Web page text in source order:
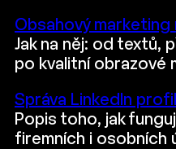
Obsahový marketing
Jak na něj: od textů,
po kvalitní obrazové
Správa LinkedIn
Popis toho, jak
firemních i osobních